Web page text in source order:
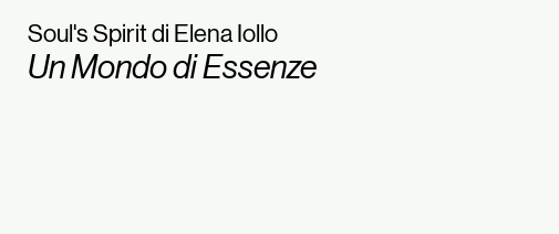
Soul's Spirit di Elena Iollo
Un Mondo di Essenze